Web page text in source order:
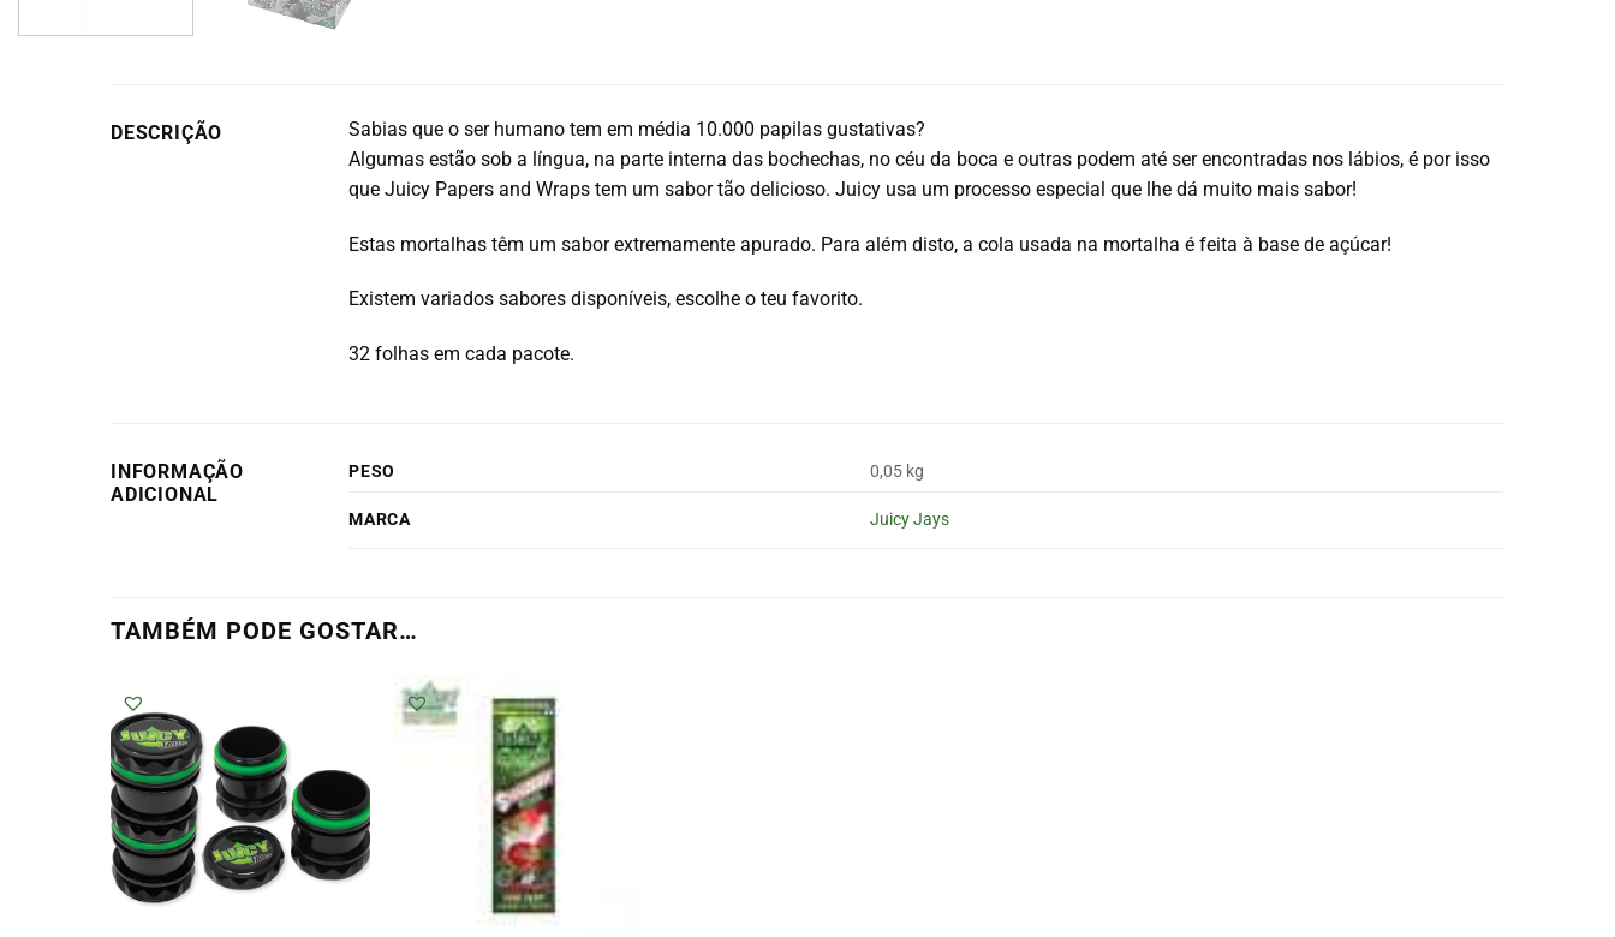
DESCRIÇÃO
Sabias que o ser humano tem em média 10.000 papilas gustativas?
Algumas estão sob a língua, na parte interna das bochechas, no céu da boca e outras podem até ser encontradas nos lábios, é por isso
que Juicy Papers and Wraps tem um sabor tão delicioso. Juicy usa um processo especial que lhe dá muito mais sabor!
Estas mortalhas têm um sabor extremamente apurado. Para além disto, a cola usada na mortalha é feita à base de açúcar!
Existem variados sabores disponíveis, escolhe o teu favorito.
32 folhas em cada pacote.
INFORMAÇÃO
ADICIONAL
PESO 0,05 kg
MARCA Juicy Jays
TAMBÉM PODE GOSTAR…